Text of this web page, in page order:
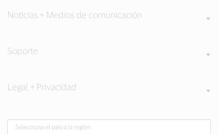
Noticias + Medios de comunicación
Soporte
Legal + Privacidad
Selecciona el país o la región